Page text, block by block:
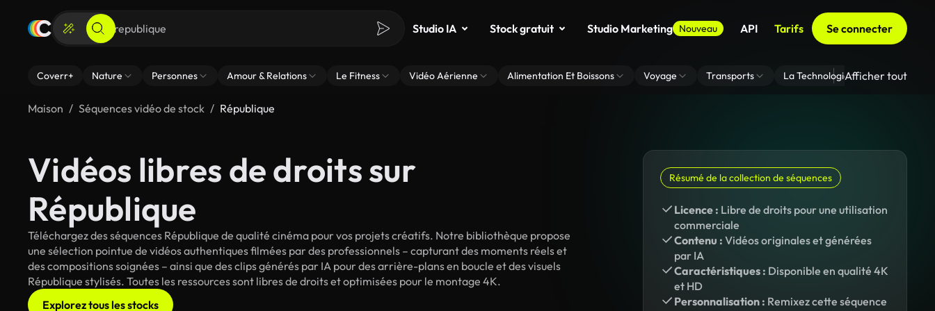
Studio IA Stock gratuit Studio Marketing Nouveau API Tarifs Se connecter
Coverr+ Nature Personnes Amour & Relations Le Fitness Vidéo Aérienne Alimentation Et Boissons Voyage Transports La Technologie Zoom En
Afficher tout
Maison Séquences vidéo de stock République
Vidéos libres de droits sur
République
Téléchargez des séquences République de qualité cinéma pour vos projets créatifs. Notre bibliothèque propose
une sélection pointue de vidéos authentiques filmées par des professionnels – capturant des moments réels et
des compositions soignées – ainsi que des clips générés par IA pour des arrière-plans en boucle et des visuels
République stylisés. Toutes les ressources sont libres de droits et optimisées pour le montage 4K.
Explorez tous les stocks
Résumé de la collection de séquences
Licence : Libre de droits pour une utilisation
commerciale
Contenu : Vidéos originales et générées
par IA
Caractéristiques : Disponible en qualité 4K
et HD
Personnalisation : Remixez cette séquence